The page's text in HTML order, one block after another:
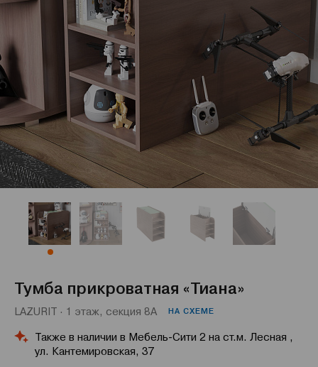
Тумба прикроватная «Тиана»
LAZURIT · 1 этаж, секция 8А НА СХЕМЕ
Также в наличии в Мебель-Сити 2 на ст.м. Лесная ,
ул. Кантемировская, 37